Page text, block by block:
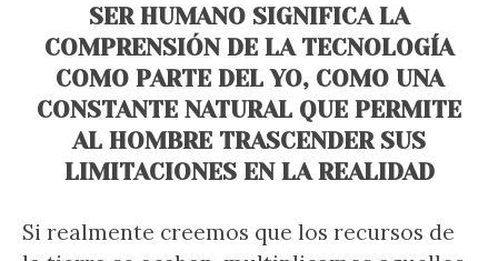
SER HUMANO SIGNIFICA LA
COMPRENSIÓN DE LA TECNOLOGÍA
COMO PARTE DEL YO, COMO UNA
CONSTANTE NATURAL QUE PERMITE
AL HOMBRE TRASCENDER SUS
LIMITACIONES EN LA REALIDAD
Si realmente creemos que los recursos de